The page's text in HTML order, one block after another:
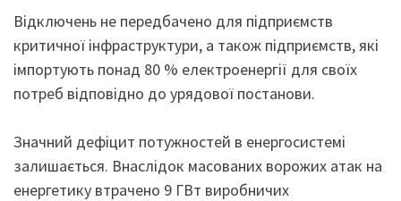
Відключень не передбачено для підприємств
критичної інфраструктури, а також підприємств, які
імпортують понад 80 % електроенергії для своїх
потреб відповідно до урядової постанови.
Значний дефіцит потужностей в енергосистемі
залишається. Внаслідок масованих ворожих атак на
енергетику втрачено 9 ГВт виробничих